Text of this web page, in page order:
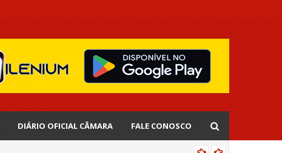
DIÁRIO OFICIAL CÂMARA FALE CONOSCO